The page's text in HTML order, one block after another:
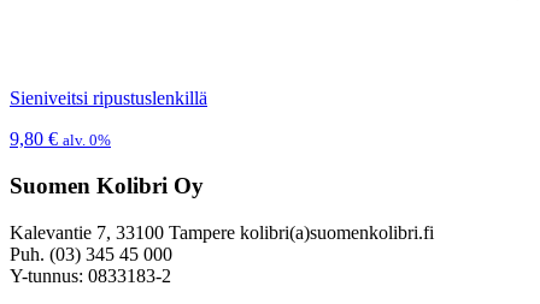
Sieniveitsi ripustuslenkillä
9,80 € alv. 0%
Suomen Kolibri Oy
Kalevantie 7, 33100 Tampere kolibri(a)suomenkolibri.fi
Puh. (03) 345 45 000
Y-tunnus: 0833183-2